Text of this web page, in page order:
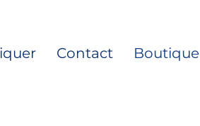
Contact Boutique